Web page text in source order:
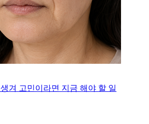
겨 고민이라면 지금 해야 할 일